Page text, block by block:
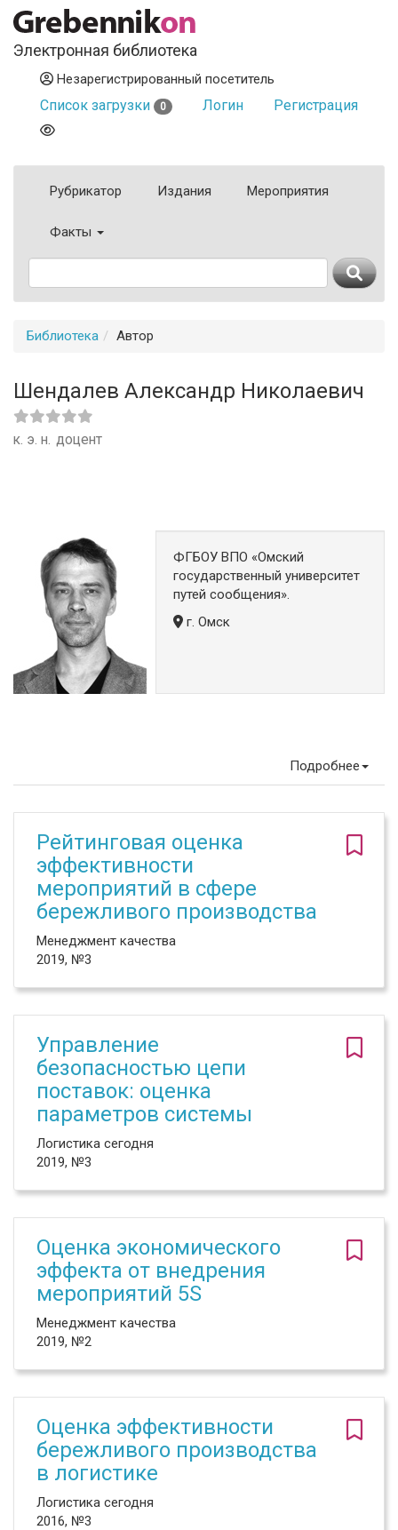
Электронная библиотека
Незарегистрированный посетитель
Список загрузки 0 Логин Регистрация
Рубрикатор Издания Мероприятия
Факты
Библиотека Автор
Шендалев Александр Николаевич
к. э. н. доцент
ФГБОУ ВПО «Омский
государственный университет
путей сообщения».
г. Омск
Подробнее
Рейтинговая оценка
эффективности
мероприятий в сфере
бережливого производства
Менеджмент качества
2019, №3
Управление
безопасностью цепи
поставок: оценка
параметров системы
Логистика сегодня
2019, №3
Оценка экономического
эффекта от внедрения
мероприятий 5S
Менеджмент качества
2019, №2
Оценка эффективности
бережливого производства
в логистике
Логистика сегодня
2016, №3